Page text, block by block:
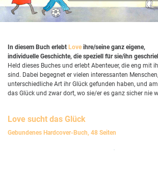
In diesem Buch erlebt Love ihre/seine ganz eigene,
individuelle Geschichte, die speziell für sie/ihn
Held dieses Buches und erlebt Abenteuer, die eng mit
sind. Dabei begegnet er vielen interessanten
unterschiedliche Art ihr Glück gefunden haben, und
das Glück und zwar dort, wo sie/er es ganz sicher nie
Love sucht das Glück
Gebundenes Hardcover-Buch, 48 Seiten